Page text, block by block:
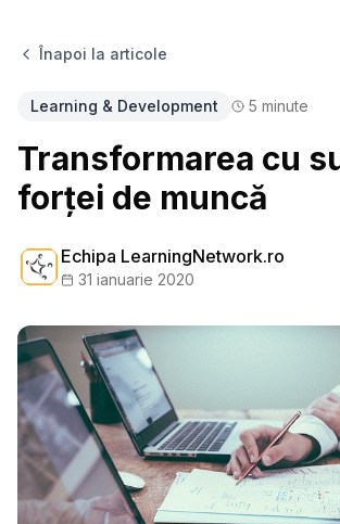
Înapoi la articole
Learning & Development 5 minute
Transformarea cu
forței de muncă
Echipa LearningNetwork.ro
31 ianuarie 2020